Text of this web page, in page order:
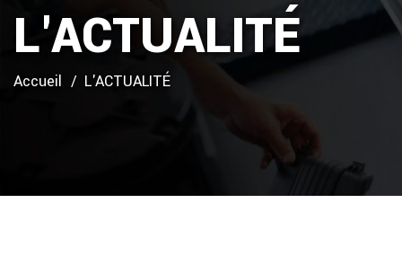
L'ACTUALITÉ
Accueil L'ACTUALITÉ